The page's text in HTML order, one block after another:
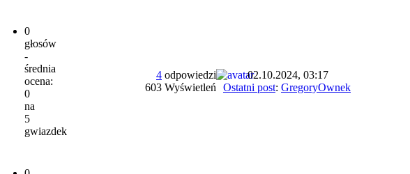
0
głosów
-
średnia
ocena:
0
na
5
gwiazdek
4 odpowiedzi
603 Wyświetleń
02.10.2024, 03:17
Ostatni post: GregoryOwnek